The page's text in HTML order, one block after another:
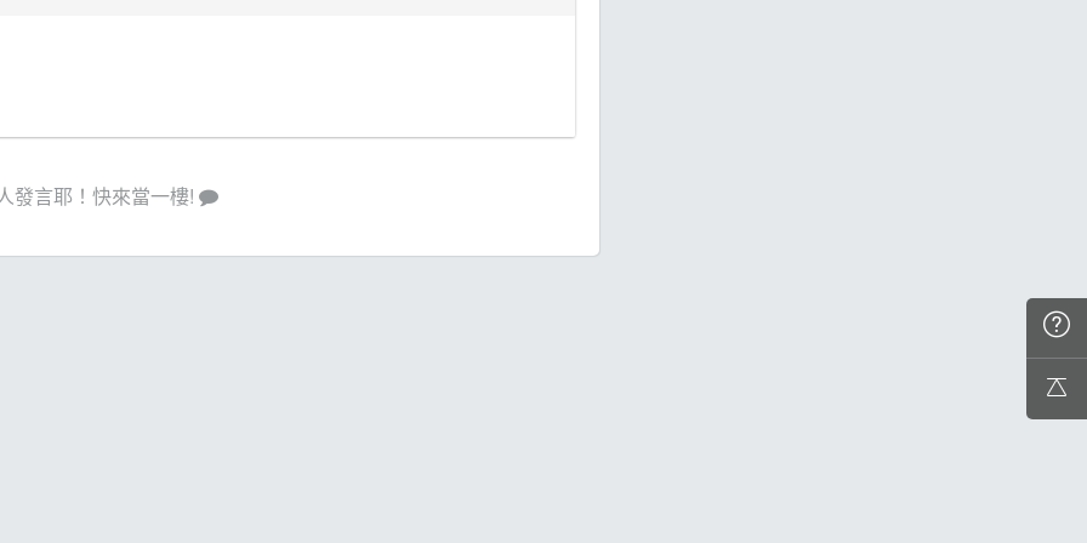
發言耶！快來當一樓!